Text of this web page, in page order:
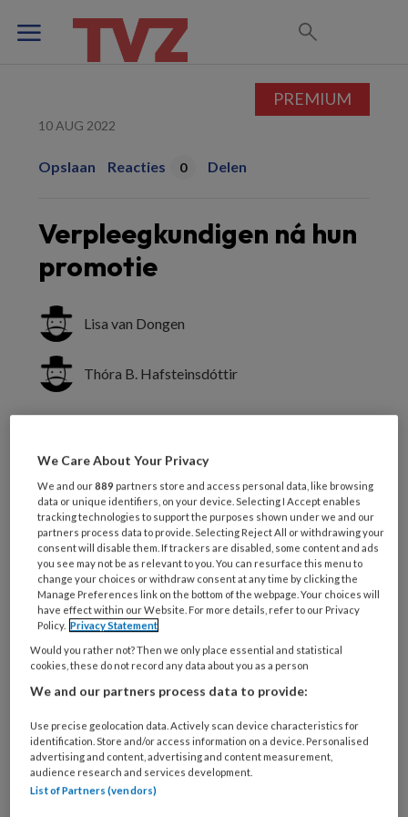
10 AUG 2022
Opslaan Reacties 0 Delen
Verpleegkundigen ná hun
promotie
Lisa van Dongen
Thóra B. Hafsteinsdóttir
leveren een belangrijke bijdrage aan
de ontwikkeling van de
verpleegkundige zorg en het
verpleegkundig beroep. Maar wat zijn
hun ervaringen met leiderschap en
carrièreontwikkeling?
Gepromoveerde verpleegkundigen zijn van
grote betekenis
PREMIUM
PREMIUM
We Care About Your Privacy
We and our889 partners store and access personal data, like browsing
data or unique identifiers, on your device. Selecting I Accept enables
tracking technologies to support the purposes shown under we and our
partners process data to provide. Selecting Reject All or withdrawing your
consent will disable them. If trackers are disabled, some content and ads
you see may not be as relevant to you. You can resurface this menu to
change your choices or withdraw consent at any time by clicking the
Manage Preferences link on the bottom of the webpage. Your choices will
have effect within our Website. For more details, refer to our Privacy
Policy. Privacy Statement
Would you rather not? Then we only place essential and statistical
cookies, these do not record any data about you as a person
We and our partners process data to provide:
Use precise geolocation data. Actively scan device characteristics for
identification. Store and/or access information on a device. Personalised
advertising and content, advertising and content measurement,
audience research and services development.
List of Partners (vendors)